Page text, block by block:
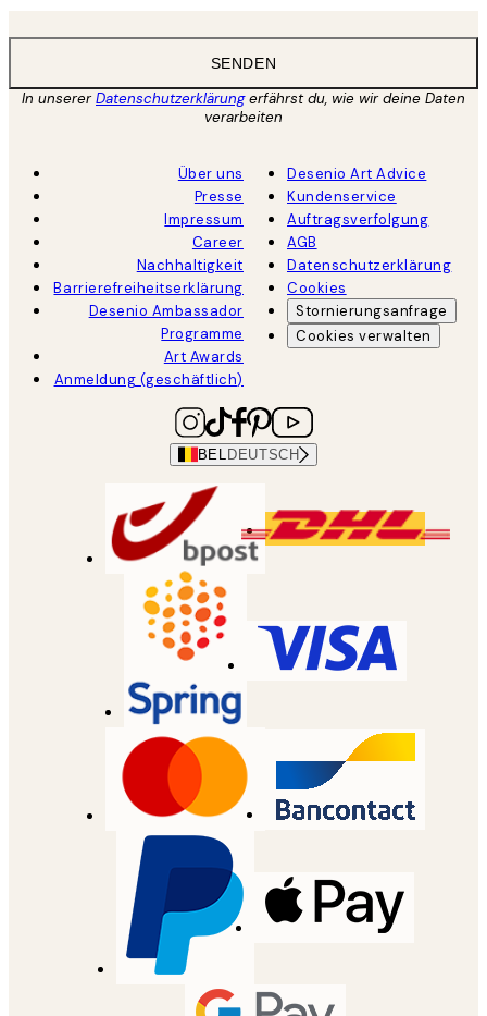
SENDEN
In unsererDatenschutzerklärungerfährst du, wie wir deine Daten
verarbeiten
Über uns
Presse
Impressum
Career
Nachhaltigkeit
Barrierefreiheitserklärung
Desenio Ambassador
Programme
Art Awards
Anmeldung (geschäftlich)
Desenio Art Advice
Kundenservice
Auftragsverfolgung
AGB
Datenschutzerklärung
Cookies
Stornierungsanfrage
Cookies verwalten
BEL DEUTSCH